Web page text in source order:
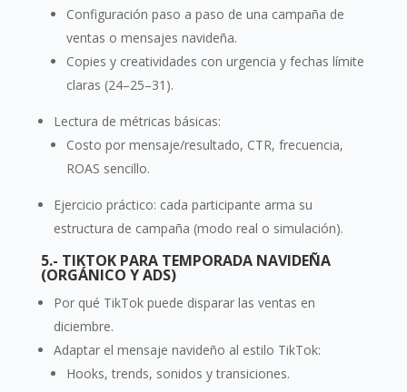
Configuración paso a paso de una campaña de
ventas o mensajes navideña.
Copies y creatividades con urgencia y fechas límite
claras (24–25–31).
Lectura de métricas básicas:
Costo por mensaje/resultado, CTR, frecuencia,
ROAS sencillo.
Ejercicio práctico: cada participante arma su
estructura de campaña (modo real o simulación).
5.- TIKTOK PARA TEMPORADA NAVIDEÑA
(ORGÁNICO Y ADS)
Por qué TikTok puede disparar las ventas en
diciembre.
Adaptar el mensaje navideño al estilo TikTok:
Hooks, trends, sonidos y transiciones.